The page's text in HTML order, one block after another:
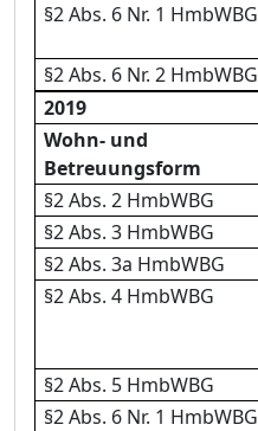
§2 Abs. 6 Nr. 1 HmbWBG
§2 Abs. 6 Nr. 2 HmbWBG
2019
Wohn- und
Betreuungsform
§2 Abs. 2 HmbWBG
§2 Abs. 3 HmbWBG
§2 Abs. 3a HmbWBG
§2 Abs. 4 HmbWBG
§2 Abs. 5 HmbWBG
§2 Abs. 6 Nr. 1 HmbWBG